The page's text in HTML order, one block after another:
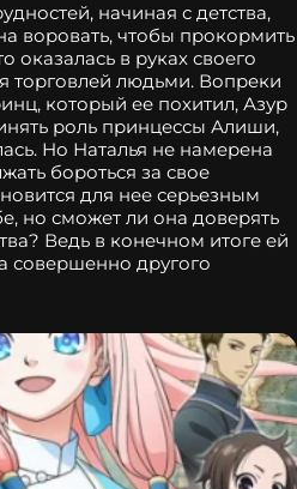
начиная с детства,
воровать, чтобы прокормить
оказалась в руках своего
торговлей людьми. Вопреки
который ее похитил, Азур
роль принцессы Алиши,
Но Наталья не намерена
бороться за свое
для нее серьезным
но сможет ли она доверять
Ведь в конечном итоге ей
совершенно другого